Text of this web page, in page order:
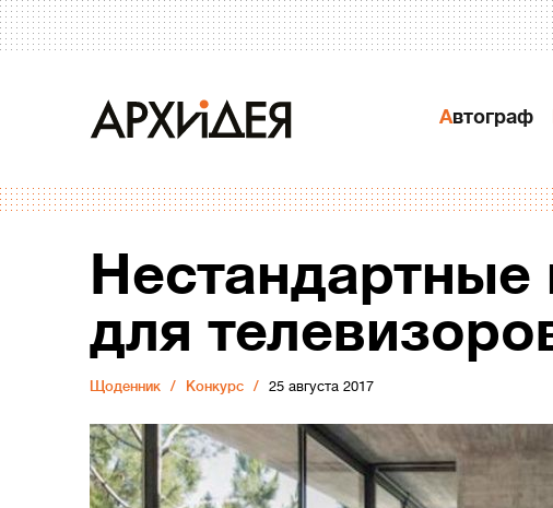
Автограф
Нестандартные
для
Щоденник Конкурс 25 августа 2017